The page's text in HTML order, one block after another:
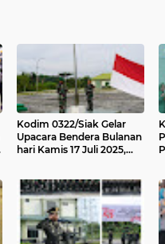
Kodim 0322/Siak Gelar
Upacara Bendera Bulanan
hari Kamis 17 Juli 2025,
Kasad